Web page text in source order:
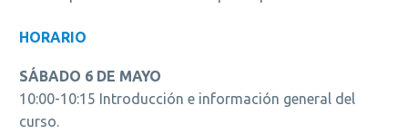
HORARIO
SÁBADO 6 DE MAYO
10:00-10:15 Introducción e información general del
curso.